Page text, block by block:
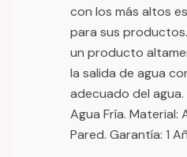
con los más altos
para sus
un producto
la salida de agua
adecuado del
Agua Fría. Material:
Pared. Garantía: 1